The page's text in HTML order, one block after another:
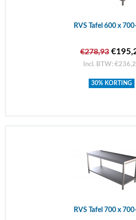
RVS Tafel 600 x
€278,93
Incl. BTW:
30% KORTING
RVS Tafel 700 x